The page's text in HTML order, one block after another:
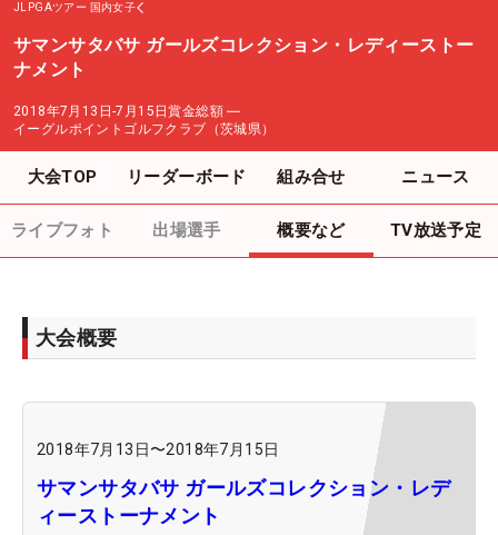
JLPGAツアー 国内女子
サマンサタバサ ガールズコレクション・レディーストー
ナメント
2018年7月13日-7月15日賞金総額 ―
イーグルポイントゴルフクラブ（茨城県）
大会TOP リーダーボード 組み合せ ニュース
ライブフォト 出場選手 概要など TV放送予定
大会概要
2018年7月13日〜2018年7月15日
サマンサタバサ ガールズコレクション・レデ
ィーストーナメント